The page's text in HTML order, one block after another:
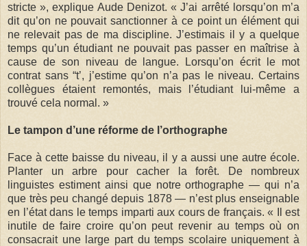
stricte », explique Aude Denizot. « J’ai arrêté lorsqu’on m’a
dit qu’on ne pouvait sanctionner à ce point un élément qui
ne relevait pas de ma discipline. J’estimais il y a quelque
temps qu’un étudiant ne pouvait pas passer en maîtrise à
cause de son niveau de langue. Lorsqu’on écrit le mot
contrat sans “t’, j’estime qu’on n’a pas le niveau. Certains
collègues étaient remontés, mais l’étudiant lui-même a
trouvé cela normal. »
Le tampon d’une réforme de l’orthographe
Face à cette baisse du niveau, il y a aussi une autre école.
Planter un arbre pour cacher la forêt. De nombreux
linguistes estiment ainsi que notre orthographe — qui n’a
que très peu changé depuis 1878 — n’est plus enseignable
en l’état dans le temps imparti aux cours de français. « Il est
inutile de faire croire qu’on peut revenir au temps où on
consacrait une large part du temps scolaire uniquement à